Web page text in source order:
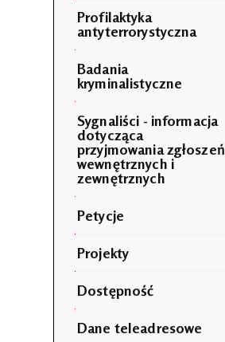
Profilaktyka
antyterrorystyczna
Badania
kryminalistyczne
Sygnaliści - informacja
dotycząca
przyjmowania zgłoszeń
wewnętrznych i
zewnętrznych
Petycje
Projekty
Dostępność
Dane teleadresowe